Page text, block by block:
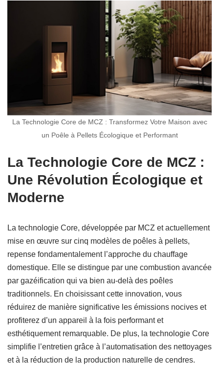
La Technologie Core de MCZ : Transformez Votre Maison avec
un Poêle à Pellets Écologique et Performant
La Technologie Core de MCZ :
Une Révolution Écologique et
Moderne
La technologie Core, développée par MCZ et actuellement
mise en œuvre sur cinq modèles de poêles à pellets,
repense fondamentalement l’approche du chauffage
domestique. Elle se distingue par une combustion avancée
par gazéification qui va bien au-delà des poêles
traditionnels. En choisissant cette innovation, vous
réduirez de manière significative les émissions nocives et
profiterez d’un appareil à la fois performant et
esthétiquement remarquable. De plus, la technologie Core
simplifie l’entretien grâce à l’automatisation des nettoyages
et à la réduction de la production naturelle de cendres.